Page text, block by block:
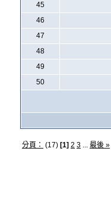
45
46
47
48
49
50
分頁： (17) [1] 2 3... 最後 »